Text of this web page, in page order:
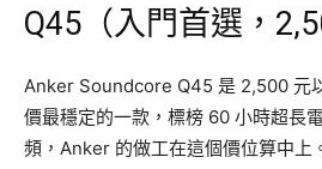
Q45（入門首選，
Anker Soundcore Q45 是 2,500 元
價最穩定的一款，標榜 60 小時超長
頻，Anker 的做工在這個價位算中上